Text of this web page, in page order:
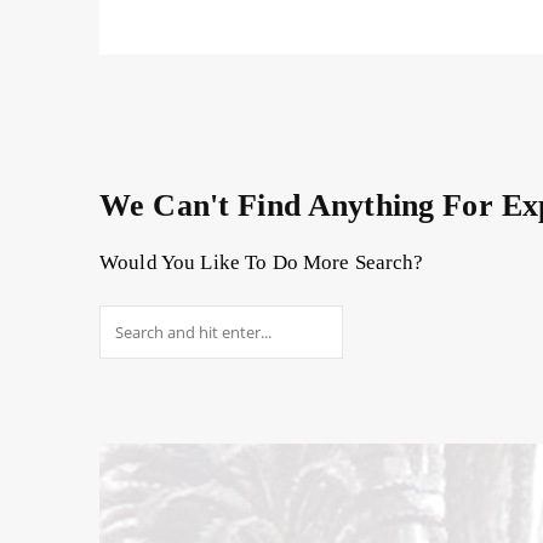
We Can't Find Anything For
Would You Like To Do More Search?